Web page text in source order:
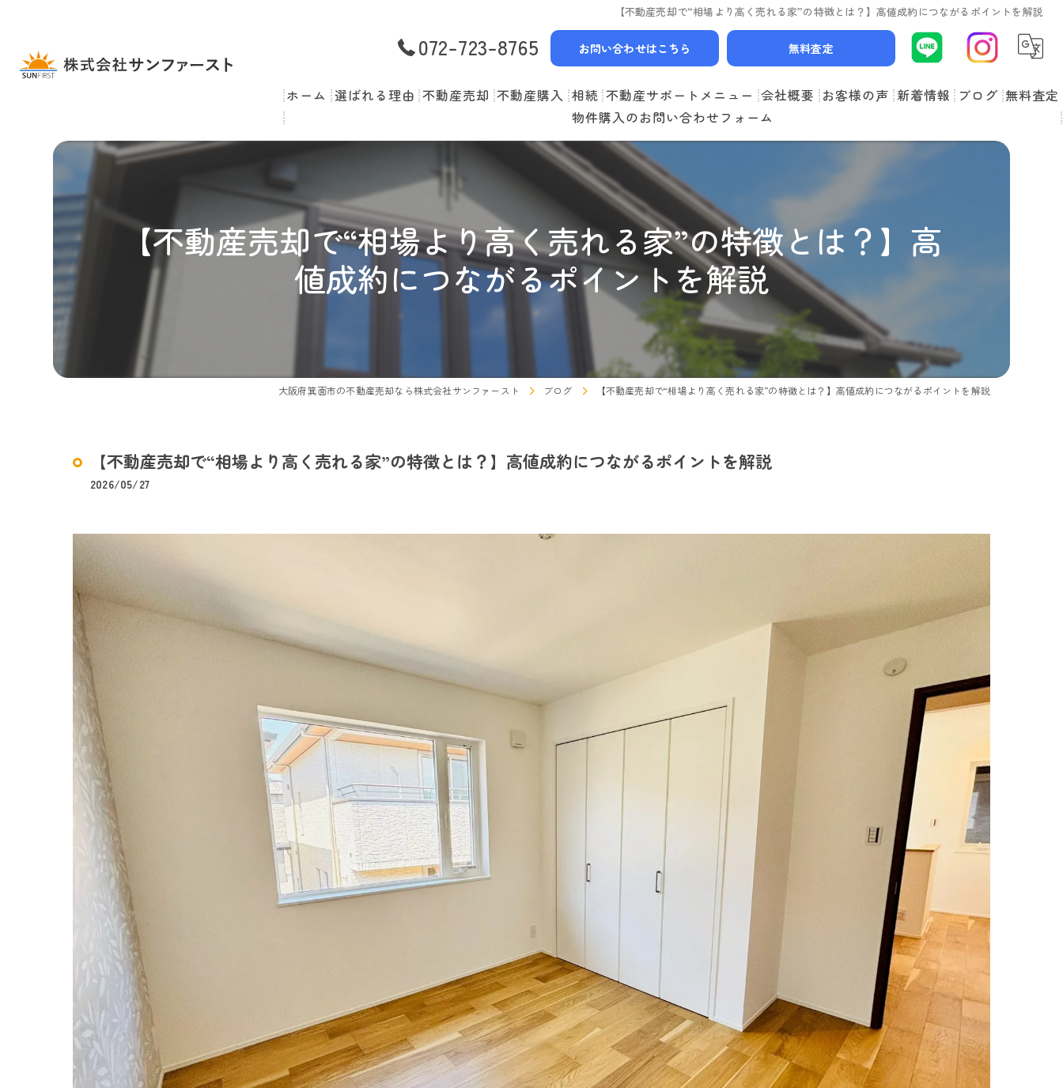
【不動産売却で“相場より高く売れる家”の特徴とは？】高値成約につながるポイントを解説
072-723-8765 お問い合わせはこちら 無料査定
ホーム 選ばれる理由 不動産売却
選べる3つの売却スタイル
売却の流れ
住み替えの流れ
売却実績
当社お預かり物件
不動産購入
物件一覧
住み替えサポート
相続 不動産サポートメニュー
リースバック
空家管理
賃貸管理
会社概要
スタッフ紹介
お客様の声
よくある質問
新着情報 ブログ 無料査定
物件購入のお問い合わせフォーム
【不動産売却で“相場より高く売れる家”の特徴とは？】高
値成約につながるポイントを解説
大阪府箕面市の不動産売却なら株式会社サンファースト ブログ 【不動産売却で“相場より高く売れる家”の特徴とは？】高値成約につながるポイントを解説
【不動産売却で“相場より高く売れる家”の特徴とは？】高値成約につながるポイントを解説
2026/05/27